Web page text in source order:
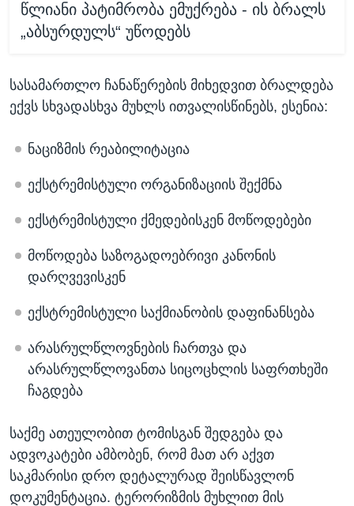
წლიანი პატიმრობა ემუქრება - ის ბრალს
„აბსურდულს“ უწოდებს
სასამართლო ჩანაწერების მიხედვით ბრალდება
ექვს სხვადასხვა მუხლს ითვალისწინებს, ესენია:
ნაციზმის რეაბილიტაცია
ექსტრემისტული ორგანიზაციის შექმნა
ექსტრემისტული ქმედებისკენ მოწოდებები
მოწოდება საზოგადოებრივი კანონის
დარღვევისკენ
ექსტრემისტული საქმიანობის დაფინანსება
არასრულწლოვნების ჩართვა და
არასრულწლოვანთა სიცოცხლის საფრთხეში
ჩაგდება
საქმე ათეულობით ტომისგან შედგება და
ადვოკატები ამბობენ, რომ მათ არ აქვთ
საკმარისი დრო დეტალურად შეისწავლონ
დოკუმენტაცია. ტერორიზმის მუხლით მის